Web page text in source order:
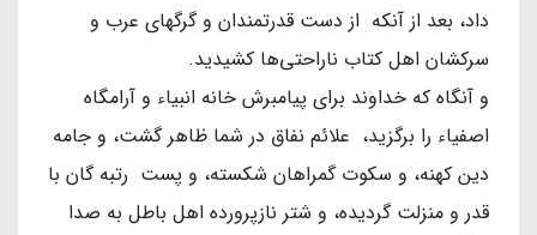
داد، بعد از آنکه از دست قدرتمندان و گرگهای عرب و
سرکشان اهل کتاب ناراحتی‌ها کشیدید.
و آنگاه که خداوند برای پیامبرش خانه انبیاء و آرامگاه
اصفیاء را برگزید، علائم نفاق در شما ظاهر گشت، و جامه
دین کهنه، و سکوت گمراهان شکسته، و پست رتبه گان با
قدر و منزلت گردیده، و شتر نازپرورده اهل باطل به صدا